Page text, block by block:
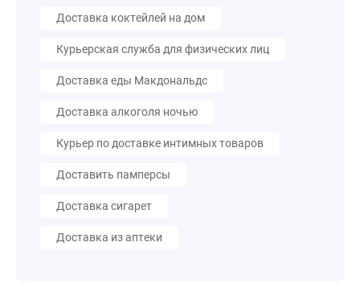
Доставка коктейлей на дом
Курьерская служба для физических лиц
Доставка еды Макдональдс
Доставка алкоголя ночью
Курьер по доставке интимных товаров
Доставить памперсы
Доставка сигарет
Доставка из аптеки